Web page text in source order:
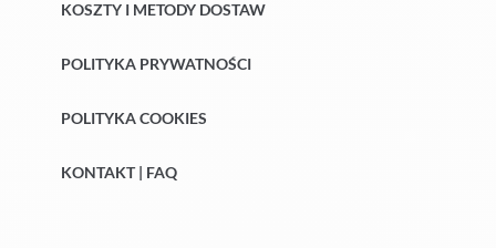
KOSZTY I METODY DOSTAW
POLITYKA PRYWATNOŚCI
POLITYKA COOKIES
KONTAKT | FAQ